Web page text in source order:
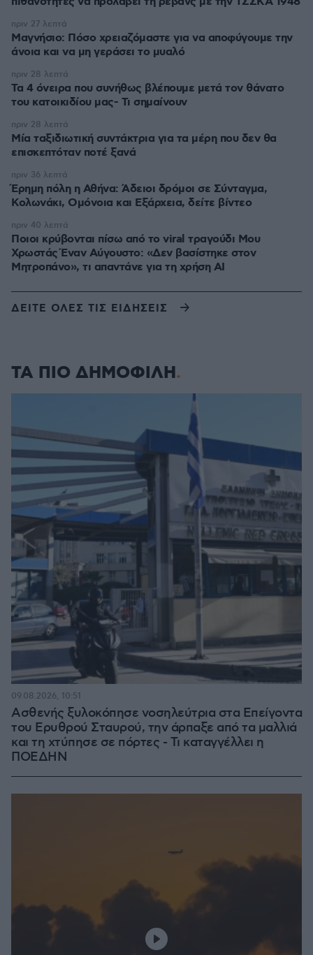
Μαγνήσιο: Πόσο χρειαζόμαστε για να αποφύγουμε την
άνοια και να μη γεράσει το μυαλό
πριν 27 λεπτά
Τα 4 όνειρα που συνήθως βλέπουμε μετά τον θάνατο
του κατοικιδίου μας- Τι σημαίνουν
πριν 28 λεπτά
Μία ταξιδιωτική συντάκτρια για τα μέρη που δεν θα
επισκεπτόταν ποτέ ξανά
πριν 28 λεπτά
Έρημη πόλη η Αθήνα: Άδειοι δρόμοι σε Σύνταγμα,
Κολωνάκι, Ομόνοια και Εξάρχεια, δείτε βίντεο
πριν 36 λεπτά
Ποιοι κρύβονται πίσω από το viral τραγούδι Μου
Χρωστάς Έναν Αύγουστο: «Δεν βασίστηκε στον
Μητροπάνο», τι απαντάνε για τη χρήση AI
πριν 40 λεπτά
ΔΕΙΤΕ ΟΛΕΣ ΤΙΣ ΕΙΔΗΣΕΙΣ
ΤΑ ΠΙΟ ΔΗΜΟΦΙΛΗ
Ασθενής ξυλοκόπησε νοσηλεύτρια στα Επείγοντα
του Ερυθρού Σταυρού, την άρπαξε από τα μαλλιά
και τη χτύπησε σε πόρτες - Τι καταγγέλλει η
ΠΟΕΔΗΝ
09.08.2026, 10:51